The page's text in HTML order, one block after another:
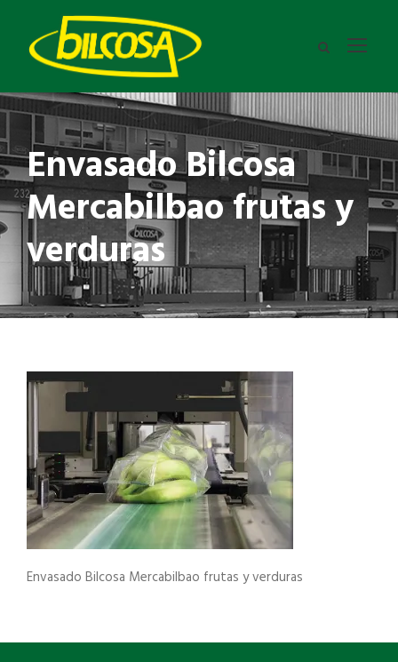
Envasado Bilcosa
Mercabilbao frutas y
verduras
Envasado Bilcosa Mercabilbao frutas y verduras